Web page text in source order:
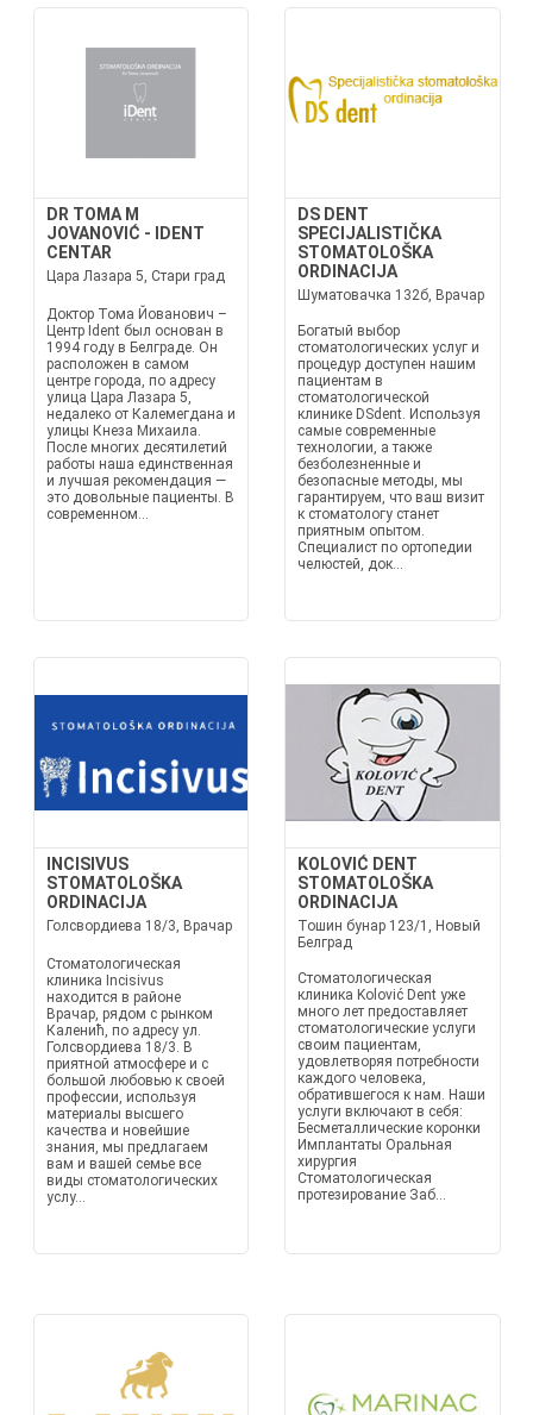
DR TOMA M
JOVANOVIĆ - IDENT
CENTAR
Цара Лазара 5, Стари град
Доктор Тома Йованович –
Центр Ident был основан в
1994 году в Белграде. Он
расположен в самом
центре города, по адресу
улица Цара Лазара 5,
недалеко от Калемегдана и
улицы Кнеза Михаила.
После многих десятилетий
работы наша единственная
и лучшая рекомендация —
это довольные пациенты. В
современном...
DS DENT
SPECIJALISTIČKA
STOMATOLOŠKA
ORDINACIJA
Шуматовачка 132б, Врачар
Богатый выбор
стоматологических услуг и
процедур доступен нашим
пациентам в
стоматологической
клинике DSdent. Используя
самые современные
технологии, а также
безболезненные и
безопасные методы, мы
гарантируем, что ваш визит
к стоматологу станет
приятным опытом.
Специалист по ортопедии
челюстей, док...
INCISIVUS
STOMATOLOŠKA
ORDINACIJA
Голсвордиева 18/3, Врачар
Стоматологическая
клиника Incisivus
находится в районе
Врачар, рядом с рынком
Каленић, по адресу ул.
Голсвордиева 18/3. В
приятной атмосфере и с
большой любовью к своей
профессии, используя
материалы высшего
качества и новейшие
знания, мы предлагаем
вам и вашей семье все
виды стоматологических
услу...
KOLOVIĆ DENT
STOMATOLOŠKA
ORDINACIJA
Тошин бунар 123/1, Новый
Белград
Стоматологическая
клиника Kolović Dent уже
много лет предоставляет
стоматологические услуги
своим пациентам,
удовлетворяя потребности
каждого человека,
обратившегося к нам. Наши
услуги включают в себя:
Бесметаллические коронки
Имплантаты Оральная
хирургия
Стоматологическая
протезирование Заб...